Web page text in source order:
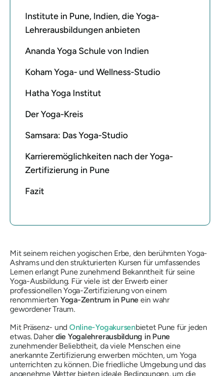
Institute in Pune, Indien, die Yoga-
Lehrerausbildungen anbieten
Ananda Yoga Schule von Indien
Koham Yoga- und Wellness-Studio
Hatha Yoga Institut
Der Yoga-Kreis
Samsara: Das Yoga-Studio
Karrieremöglichkeiten nach der Yoga-
Zertifizierung in Pune
Fazit
Mit seinem reichen yogischen Erbe, den berühmten Yoga-
Ashrams und den strukturierten Kursen für umfassendes
Lernen erlangt Pune zunehmend Bekanntheit für seine
Yoga-Ausbildung. Für viele ist der Erwerb einer
professionellen Yoga-Zertifizierung von einem
renommierten Yoga-Zentrum in Pune ein wahr
gewordener Traum.
Mit Präsenz- und Online-Yogakursenbietet Pune für jeden
etwas. Daherdie Yogalehrerausbildung in Pune
zunehmender Beliebtheit, da viele Menschen eine
anerkannte Zertifizierung erwerben möchten, um Yoga
unterrichten zu können. Die friedliche Umgebung und das
angenehme Wetter bieten ideale Bedingungen, um die